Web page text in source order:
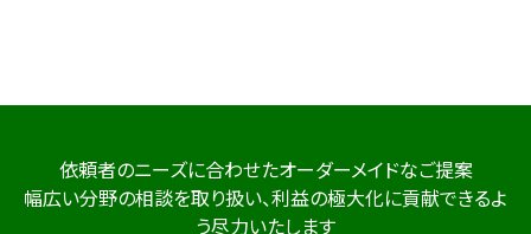
依頼者のニーズに合わせたオーダーメイドなご提案
幅広い分野の相談を取り扱い、利益の極大化に貢献できるよ
う尽力いたします